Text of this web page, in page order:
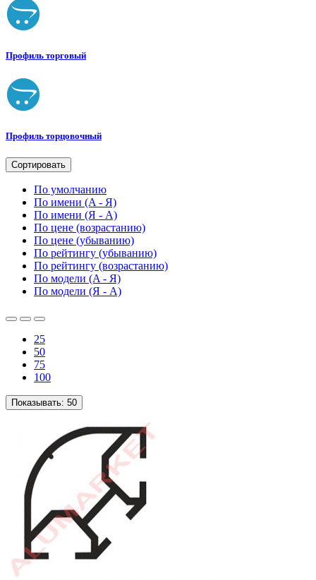
Профиль торговый
Профиль торцовочный
Сортировать
По умолчанию
По имени (A - Я)
По имени (Я - A)
По цене (возрастанию)
По цене (убыванию)
По рейтингу (убыванию)
По рейтингу (возрастанию)
По модели (A - Я)
По модели (Я - A)
25
50
75
100
Показывать: 50